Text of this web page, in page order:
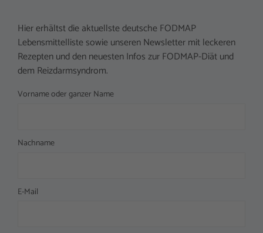
Hier erhältst die aktuellste deutsche FODMAP
Lebensmittelliste sowie unseren Newsletter mit leckeren
Rezepten und den neuesten Infos zur FODMAP-Diät und
dem Reizdarmsyndrom.
Vorname oder ganzer Name
Nachname
E-Mail